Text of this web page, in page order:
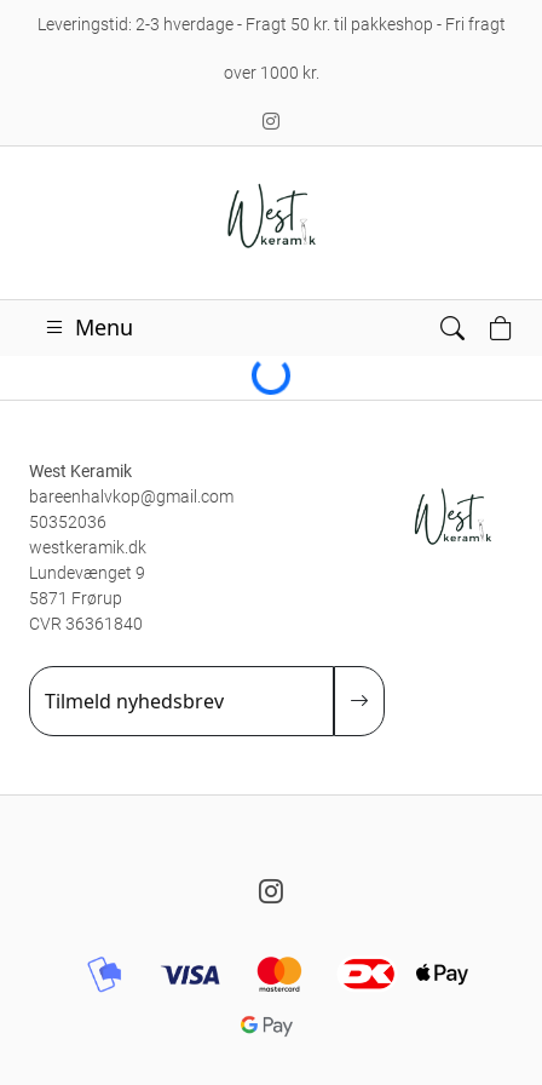
Leveringstid: 2-3 hverdage - Fragt 50 kr. til pakkeshop - Fri fragt
over 1000 kr.
Menu Loading...
West Keramik
bareenhalvkop@gmail.com
50352036
westkeramik.dk
Lundevænget 9
5871 Frørup
CVR 36361840
Tilmeld nyhedsbrev